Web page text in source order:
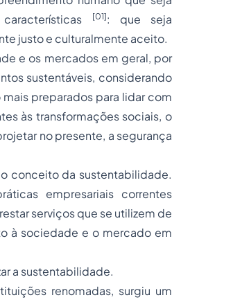
[01]: que seja
justo e culturalmente aceito.
e os mercados em geral, por
sustentáveis, considerando
preparados para lidar com
às transformações sociais, o
no presente, a segurança
conceito da sustentabilidade.
empresariais correntes
serviços que se utilizem de
à sociedade e o mercado em
a sustentabilidade.
renomadas, surgiu um